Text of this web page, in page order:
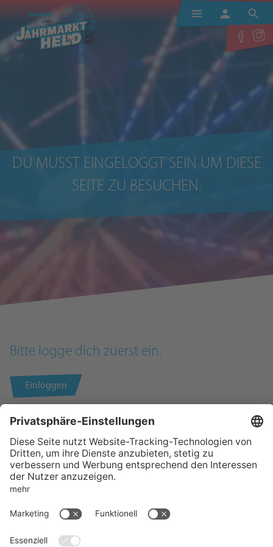
DU MUSST EINGELOGGT SEIN UM DIESE
SEITE ZU BESUCHEN.
Bitte logge dich zuerst ein.
Einloggen
KONTAKT
RECHTLICHES